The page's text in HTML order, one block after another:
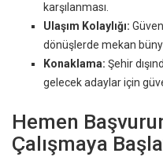
karşılanması.
Ulaşım Kolaylığı:
dönüşlerde mekan
Konaklama: Şehir
gelecek adaylar için
Hemen
Çalışmaya